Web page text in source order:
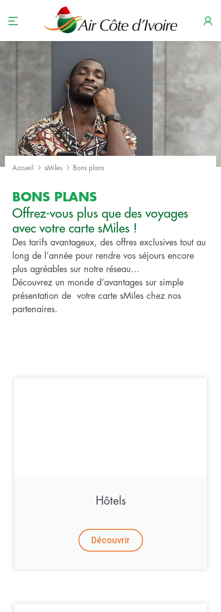
Accueil sMiles Bons plans
BONS PLANS
Offrez-vous plus que des voyages
avec votre carte sMiles !
Des tarifs avantageux, des offres exclusives tout au
long de l’année pour rendre vos séjours encore
plus agréables sur notre réseau…
Découvrez un monde d’avantages sur simple
présentation de votre carte sMiles chez nos
partenaires.
Hôtels
Découvrir